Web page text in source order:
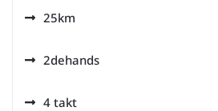
25km
2dehands
4 takt